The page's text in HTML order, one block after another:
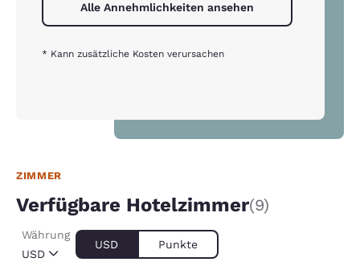
Alle Annehmlichkeiten ansehen
* Kann zusätzliche Kosten verursachen
ZIMMER
Verfügbare Hotelzimmer(9)
USD
Währung
USD Punkte